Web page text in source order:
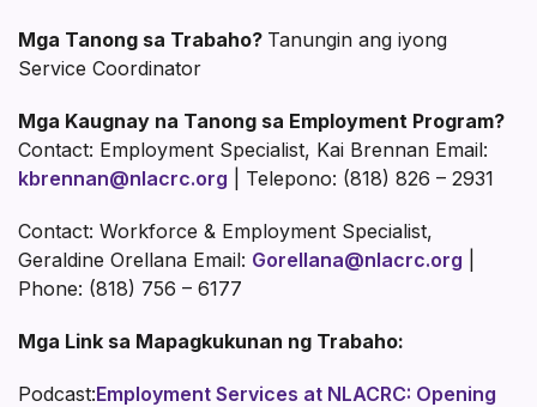
Mga Tanong sa Trabaho? Tanungin ang iyong
Service Coordinator
Mga Kaugnay na Tanong sa Employment Program?
Contact: Employment Specialist, Kai Brennan Email:
kbrennan@nlacrc.org | Telepono: (818) 826 – 2931
Contact: Workforce & Employment Specialist,
Geraldine Orellana Email: Gorellana@nlacrc.org
Phone: (818) 756 – 6177
Mga Link sa Mapagkukunan ng Trabaho:
Podcast:Employment Services at NLACRC: Opening